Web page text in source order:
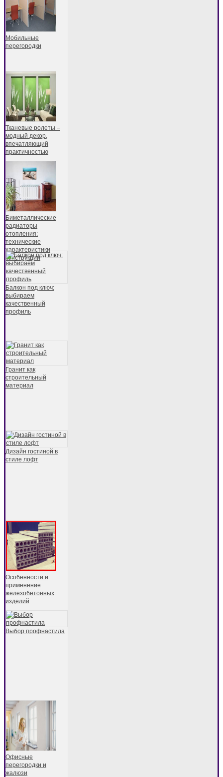
Мобильные
перегородки
Тканевые ролеты –
модный декор,
впечатляющий
практичностью
Биметаллические
радиаторы
отопления:
технические
характеристики
конструкции
Балкон под ключ:
выбираем
качественный
профиль
Гранит как
строительный
материал
Дизайн гостиной в
стиле лофт
Особенности и
применение
железобетонных
изделий
Выбор профнастила
Офисные
перегородки и
жалюзи